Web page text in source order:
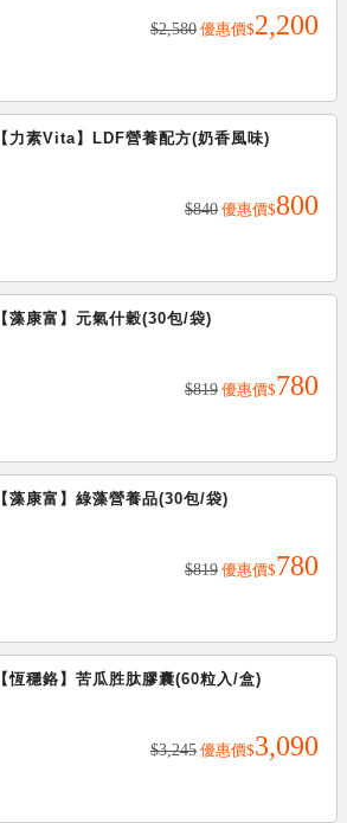
$2,580 優惠價$2,200
【力素Vita】LDF營養配方(奶香風味)
$840 優惠價$800
【藻康富】元氣什穀(30包/袋)
$819 優惠價$780
【藻康富】綠藻營養品(30包/袋)
$819 優惠價$780
【恆穩鉻】苦瓜胜肽膠囊(60粒入/盒)
$3,245 優惠價$3,090